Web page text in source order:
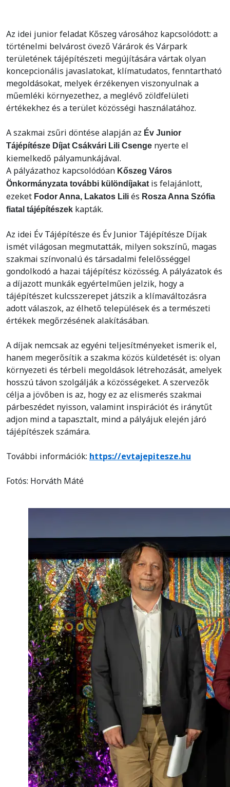
Az idei junior feladat Kőszeg városához kapcsolódott: a
történelmi belvárost övező Várárok és Várpark
területének tájépítészeti megújítására vártak olyan
koncepcionális javaslatokat, klímatudatos, fenntartható
megoldásokat, melyek érzékenyen viszonyulnak a
műemléki környezethez, a meglévő zöldfelületi
értékekhez és a terület közösségi használatához.
A szakmai zsűri döntése alapján az Év Junior
Tájépítésze Díjat Csákvári Lili Csenge nyerte el
kiemelkedő pályamunkájával.
A pályázathoz kapcsolódóan Kőszeg Város
Önkormányzata további különdíjakatis felajánlott,
ezeket Fodor Anna, Lakatos Lili és Rosza Anna Szófia
fiatal tájépítészek kapták.
Az idei Év Tájépítésze és Év Junior Tájépítésze Díjak
ismét világosan megmutatták, milyen sokszínű, magas
szakmai színvonalú és társadalmi felelősséggel
gondolkodó a hazai tájépítész közösség. A pályázatok és
a díjazott munkák egyértelműen jelzik, hogy a
tájépítészet kulcsszerepet játszik a klímaváltozásra
adott válaszok, az élhető települések és a természeti
értékek megőrzésének alakításában.
A díjak nemcsak az egyéni teljesítményeket ismerik el,
hanem megerősítik a szakma közös küldetését is: olyan
környezeti és térbeli megoldások létrehozását, amelyek
hosszú távon szolgálják a közösségeket. A szervezők
célja a jövőben is az, hogy ez az elismerés szakmai
párbeszédet nyisson, valamint inspirációt és iránytűt
adjon mind a tapasztalt, mind a pályájuk elején járó
tájépítészek számára.
További információk: https://evtajepitesze.hu
Fotós: Horváth Máté